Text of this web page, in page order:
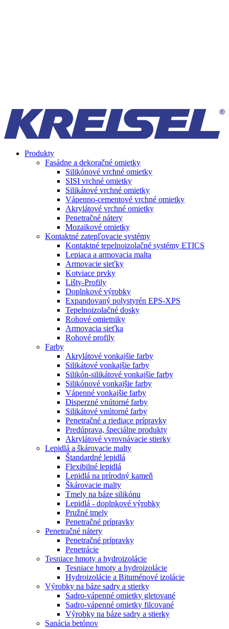
Produkty
Fasádne a dekoračné omietky
Silikónové vrchné omietky
SISI vrchné omietky
Silikátové vrchné omietky
Vápenno-cementové vrchné omietky
Akrylátové vrchné omietky
Penetračné nátery
Mozaikové omietky
Kontaktné zatepľovacie systémy
Kontaktné tepelnoizolačné systémy ETICS
Lepiaca a armovacia malta
Armovacie sieťky
Kotviace prvky
Lišty-Profily
Doplnkové výrobky
Expandovaný polystyrén EPS-XPS
Tepelnoizolačné dosky
Rohové omietniky
Armovacia sieťka
Rohové profily
Farby
Akrylátové vonkajšie farby
Silikátové vonkajšie farby
Silikón-silikátové vonkajšie farby
Silikónové vonkajšie farby
Vápenné vonkajšie farby
Disperzné vnútorné farby
Silikátové vnútorné farby
Penetračné a riediace prípravky
Predúprava, špeciálne produkty
Akrylátové vyrovnávacie stierky
Lepidlá a škárovacie malty
Štandardné lepidlá
Flexibilné lepidlá
Lepidlá na prírodný kameň
Škárovacie malty
Tmely na báze silikónu
Lepidlá - doplnkové výrobky
Pružné tmely
Penetračné prípravky
Penetračné nátery
Penetračné prípravky
Penetrácie
Tesniace hmoty a hydroizolácie
Tesniace hmoty a hydroizolácie
Hydroizolácie a Bituménové izolácie
Výrobky na báze sadry a stierky
Sadro-vápenné omietky gletované
Sadro-vápenné omietky filcované
Výrobky na báze sadry a stierky
Sanácia betónov